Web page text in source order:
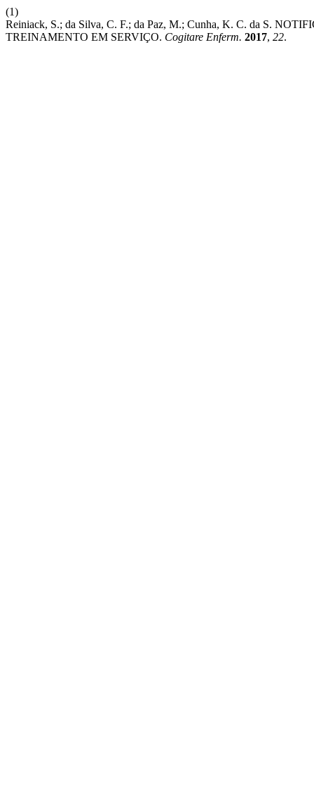
(1)
Reiniack, S.; da Silva, C. F.; da Paz, M.; Cunha, K. C. da S.
TREINAMENTO EM SERVIÇO. Cogitare Enferm. 2017, 22.